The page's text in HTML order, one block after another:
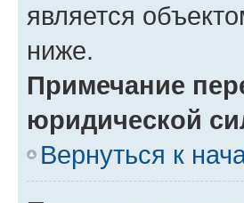
является
ниже.
Примечание
юридической
Вернуться к